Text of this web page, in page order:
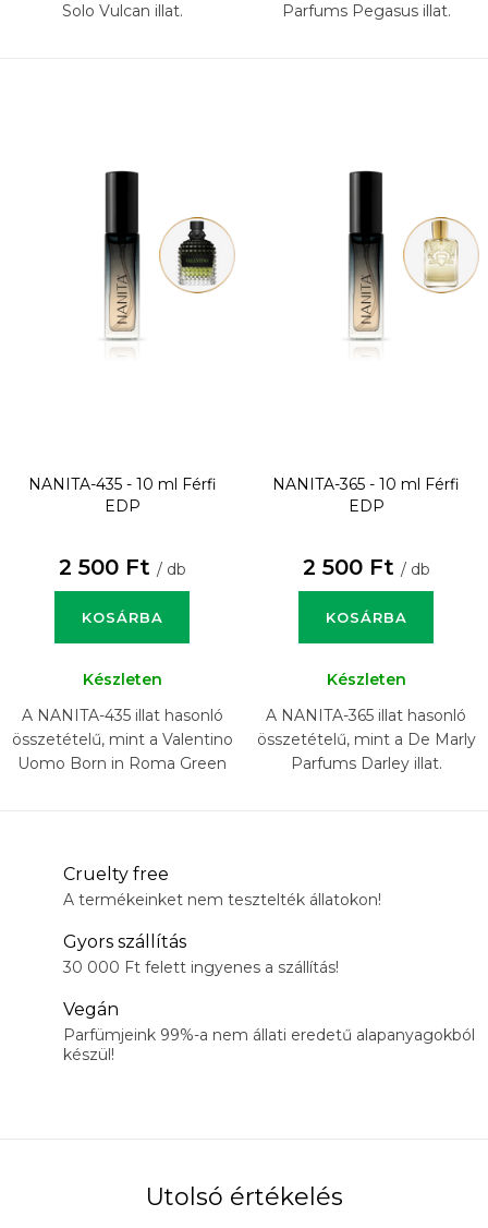
Solo Vulcan illat.
Parfums Pegasus illat.
NANITA-435 - 10 ml
Férfi
EDP
2 500 Ft / db
KOSÁRBA
Készleten
A NANITA-435 illat hasonló
összetételű, mint a Valentino
Uomo Born in Roma Green
NANITA-365 - 10 ml
Férfi
EDP
2 500 Ft / db
KOSÁRBA
Készleten
A NANITA-365 illat hasonló
összetételű, mint a De Marly
Parfums Darley illat.
Cruelty free
A termékeinket nem tesztelték állatokon!
Gyors szállítás
30 000 Ft felett ingyenes a szállítás!
Vegán
Parfümjeink 99%-a nem állati eredetű alapanyagokból
készül!
Utolsó értékelés